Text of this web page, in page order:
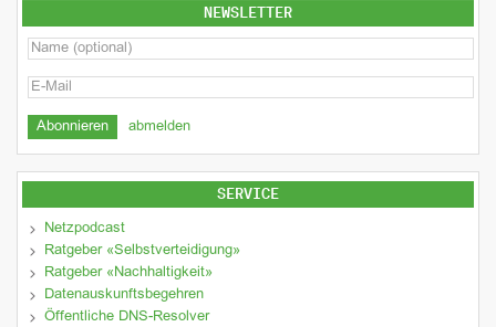
NEWSLETTER
abmelden
SERVICE
Netzpodcast
Ratgeber «Selbstverteidigung»
Ratgeber «Nachhaltigkeit»
Datenauskunftsbegehren
Öffentliche DNS-Resolver